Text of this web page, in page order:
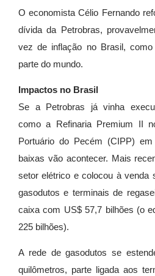
O economista Célio Fernando
dívida da Petrobras,
vez de inflação no Brasil,
parte do mundo.
Impactos no Brasil
Se a Petrobras já vinha
como a Refinaria Premium II
Portuário do Pecém (CIPP)
baixas vão acontecer. Mais
setor elétrico e colocou à venda
gasodutos e terminais de
caixa com US$ 57,7 bilhões (o
225 bilhões).
A rede de gasodutos se
quilômetros, parte ligada aos